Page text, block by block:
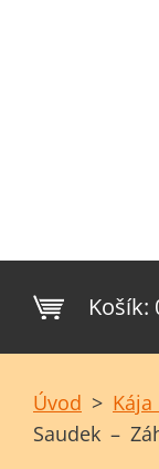
Košík:
Úvod >
Saudek –